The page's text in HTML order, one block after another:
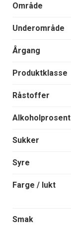
Område
Underområde
Årgang
Produktklasse
Råstoffer
Alkoholprosent
Sukker
Syre
Farge / lukt
Smak